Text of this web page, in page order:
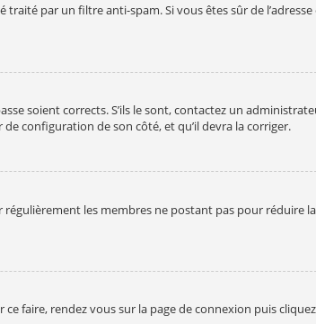
par un filtre anti-spam. Si vous êtes sûr de
soient corrects. S’ils le sont, contactez un
configuration de son côté, et qu’il devra la corriger.
les membres ne postant pas pour réduire
faire, rendez vous sur la page de connexion puis